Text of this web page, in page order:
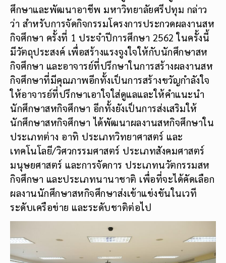
ศึกษาและพัฒนาอาชีพ มหาวิทยาลัยศรีปทุม กล่าว
ว่า สำหรับการจัดกิจกรรมโครงการประกวดผลงานสห
กิจศึกษา ครั้งที่ 1 ประจำปีการศึกษา 2562 ในครั้งนี้
มีวัตถุประสงค์ เพื่อสร้างแรงจูงใจให้กับนักศึกษาสห
กิจศึกษา และอาจารย์ที่ปรึกษาในการสร้างผลงานสห
กิจศึกษาที่มีคุณภาพอีกทั้งเป็นการสร้างขวัญกำลังใจ
ให้อาจารย์ที่ปรึกษาเอาใจใส่ดูแลและให้คำแนะนำ
นักศึกษาสหกิจศึกษา อีกทั้งยังเป็นการส่งเสริมให้
นักศึกษาสหกิจศึกษา ได้พัฒนาผลงานสหกิจศึกษาใน
ประเภทต่าง อาทิ ประเภทวิทยาศาสตร์ และ
เทคโนโลยี/วิศวกรรมศาสตร์ ประเภทสังคมศาสตร์
มนุษยศาสตร์ และการจัดการ ประเภทนวัตกรรมสห
กิจศึกษา และประเภทนานาชาติ เพื่อที่จะได้คัดเลือก
ผลงานนักศึกษาสหกิจศึกษาส่งเข้าแข่งขันในเวที
ระดับเครือข่าย และระดับชาติต่อไป